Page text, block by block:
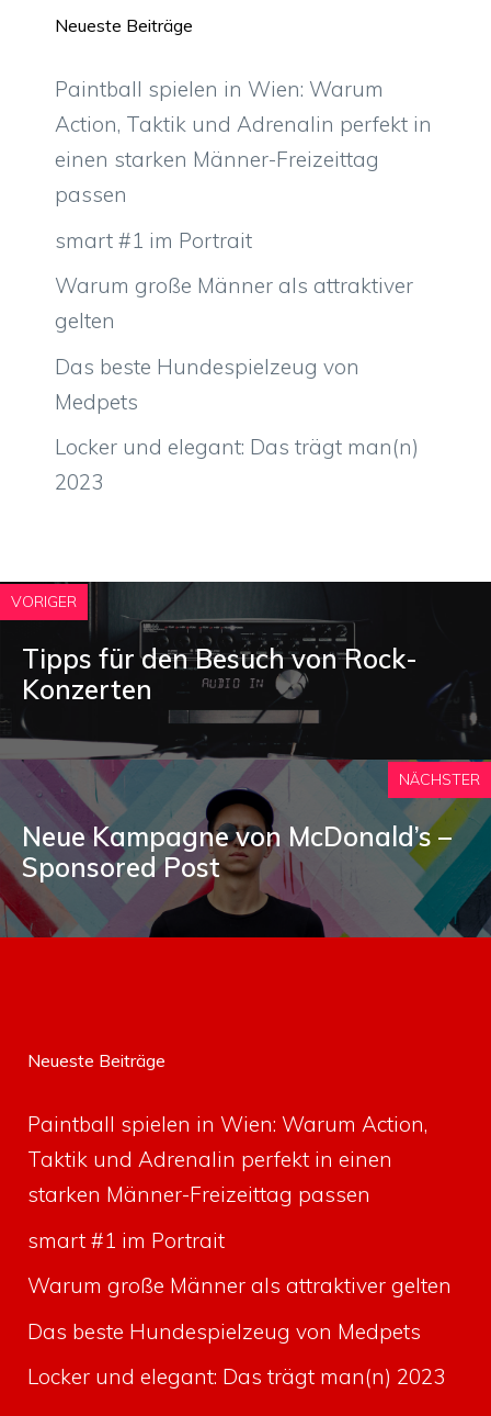
Neueste Beiträge
Paintball spielen in Wien: Warum
Action, Taktik und Adrenalin perfekt in
einen starken Männer-Freizeittag
passen
smart #1 im Portrait
Warum große Männer als attraktiver
gelten
Das beste Hundespielzeug von
Medpets
Locker und elegant: Das trägt man(n)
2023
VORIGER
Tipps für den Besuch von Rock-
Konzerten
NÄCHSTER
Neue Kampagne von McDonald’s –
Sponsored Post
Neueste Beiträge
Paintball spielen in Wien: Warum Action,
Taktik und Adrenalin perfekt in einen
starken Männer-Freizeittag passen
smart #1 im Portrait
Warum große Männer als attraktiver gelten
Das beste Hundespielzeug von Medpets
Locker und elegant: Das trägt man(n) 2023